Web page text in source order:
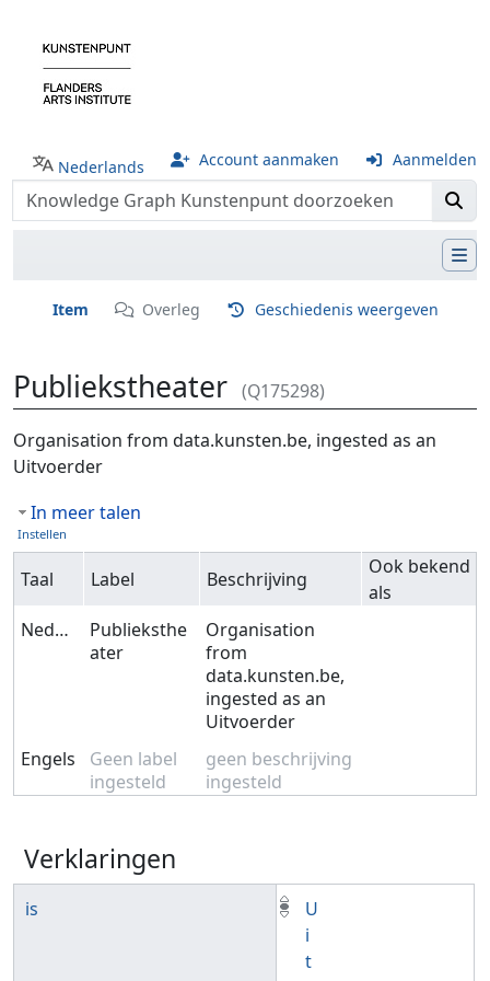
Nederlands Account aanmaken Aanmelden
Item Overleg Geschiedenis weergeven
Publiekstheater (Q175298)
Ga naar:navigatie,zoeken
Organisation from data.kunsten.be, ingested as an
Uitvoerder
In meer talen
Instellen
Taal Label Beschrijving
Ook bekend
als
Nederlands
Publieksthe
ater
Organisation
from
data.kunsten.be,
ingested as an
Uitvoerder
Engels
Geen label
ingesteld
geen beschrijving
ingesteld
Verklaringen
is
U
i
t